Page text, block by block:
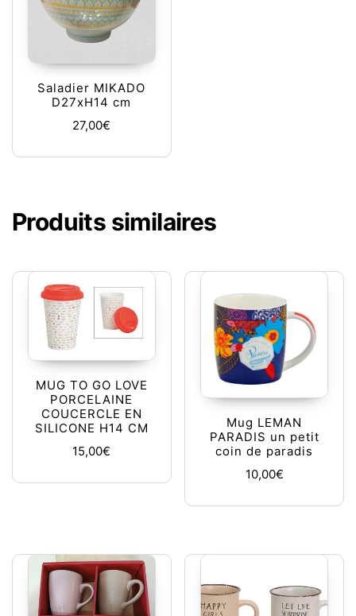
Saladier MIKADO
D27xH14 cm
27,00€
Produits similaires
MUG TO GO LOVE
PORCELAINE
COUCERCLE EN
SILICONE H14 CM
15,00€
Mug LEMAN
PARADIS un petit
coin de paradis
10,00€